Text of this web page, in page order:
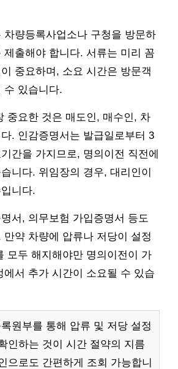
차량등록사업소나 구청을 방문하
제출해야 합니다. 서류는 미리 꼼
중요하며, 소요 시간은 방문객
수 있습니다.
중요한 것은 매도인, 매수인, 차
. 인감증명서는 발급일로부터 3
간을 가지므로, 명의이전 직전에
니다. 위임장의 경우, 대리인이
니다.
서, 의무보험 가입증명서 등도
만약 차량에 압류나 저당이 설정
모두 해지해야만 명의이전이 가
에서 추가 시간이 소요될 수 있습
원부를 통해 압류 및 저당 설정
인하는 것이 시간 절약의 지름
으로도 간편하게 조회 가능합니